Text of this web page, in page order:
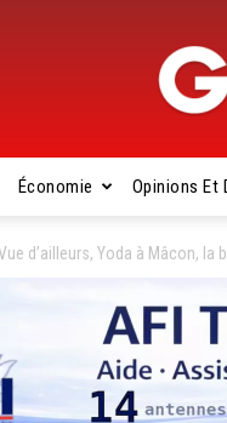
Économie Opinions Et
Vue d’ailleurs, Yoda à Mâcon,